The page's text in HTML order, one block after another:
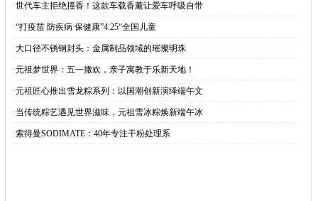
·世代车主拒绝撞香！这款车载香薰让爱车呼吸自带
·“打疫苗 防疾病 保健康”4.25“全国儿童
·大口径不锈钢封头：金属制品领域的璀璨明珠
·元祖梦世界：五一撒欢，亲子寓教于乐新天地！
·元祖匠心推出雪龙粽系列：以国潮创新演绎端午文
·当传统粽艺遇见世界滋味，元祖雪冰粽焕新端午冰
·索得曼SODIMATE：40年专注干粉处理系